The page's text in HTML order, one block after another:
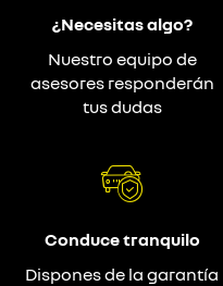
¿Necesitas algo?
Nuestro equipo de
asesores responderán
tus dudas
Conduce tranquilo
Dispones de la garantía